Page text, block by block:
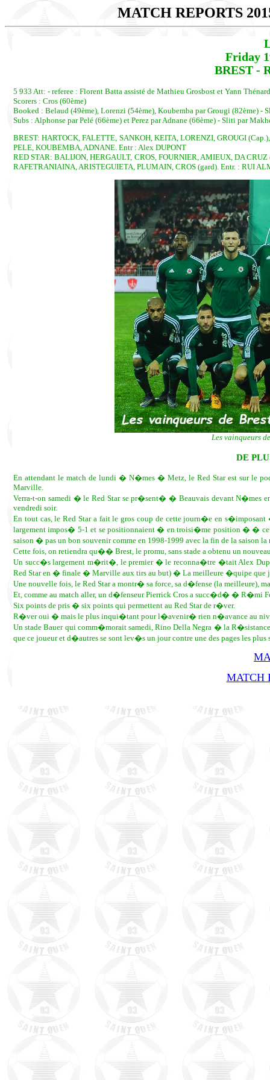
MATCH REPORTS
Friday
BREST -
5 933 Att: - referee : Florent Batta assisté de Mathieu Grosbost et Yann
Scorers : Cros (60ème)
Booked : Belaud (49ème), Lorenzi (54ème), Koubemba par Grougi (82ème) -
Subs : Alphonse par Pelé (66ème) et Perez par Adnane (66ème) - Sliti par
BREST: HARTOCK, FALETTE, SANKOH, KEITA, LORENZI, GROUGI
PELE, KOUBEMBA, ADNANE. Entr : Alex DUPONT
RED STAR: BALIJON, HERGAULT, CROS, FOURNIER, AMIEUX, DA
RAFETRANIAINA, ARISTEGUIETA, PLUMAIN, CROS (gard). Entr. : RUI
Les vainqueurs
DE
En attendant le match de lundi � N�mes � Metz, le Red Star est sur le
Marville.
Verra-t-on samedi � le Red Star se pr�sent� � Beauvais devant
vendredi soir.
En tout cas, le Red Star a fait le gros coup de cette journ�e en
largement impos� 5-1 et se positionnaient � en troisi�me position � �
saison � pas un bon souvenir comme en 1998-1999 avec la fin de la saison
Cette fois, on retiendra qu�� Brest, le promu, sans stade a obtenu un
Un succ�s largement m�rit�, le premier � le reconna�tre �tait Alex
Red Star en � finale � Marville aux tirs au but) � La meilleure �quipe que
Une nouvelle fois, le Red Star a montr� sa force, sa d�fense (la meilleure),
Et, comme au match aller, un d�fenseur Pierrick Cros a succ�d� � R�mi
Six points de pris � six points qui permettent au Red Star de r�ver.
R�ver oui � mais le plus inqui�tant pour l�avenir� rien n�avance au
Un stade Bauer qui comm�morait samedi, Rino Della Negra � la
que ce joueur et d�autres se sont lev�s un jour contre une des pages les
MATCH